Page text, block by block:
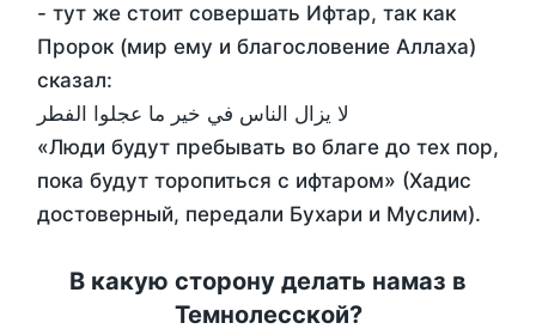
- тут же стоит совершать Ифтар, так как
Пророк (мир ему и благословение Аллаха)
сказал:
لا يزال الناس في خير ما عجلوا الفطر
«Люди будут пребывать во благе до тех пор,
пока будут торопиться с ифтаром» (Хадис
достоверный, передали Бухари и Муслим).
В какую сторону делать намаз в
Темнолесской?